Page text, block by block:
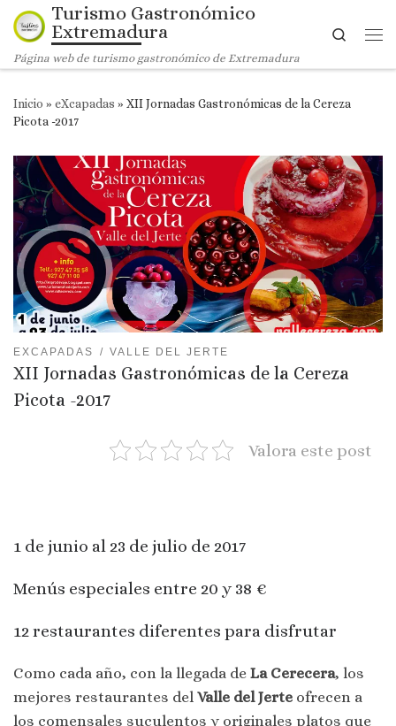
Saltar al contenido
Turismo Gastronómico
Extremadura
Página web de turismo gastronómico de Extremadura
Search
Inicio » eXcapadas » XII Jornadas Gastronómicas de la Cereza
Picota -2017
EXCAPADAS VALLE DEL JERTE
XII Jornadas Gastronómicas de la Cereza
Picota -2017
Valora este post
1 de junio al 23 de julio de 2017
Menús especiales entre 20 y 38 €
12 restaurantes diferentes para disfrutar
Como cada año, con la llegada de La Cerecera, los
mejores restaurantes del Valle del Jerte ofrecen a
los comensales suculentos y originales platos que